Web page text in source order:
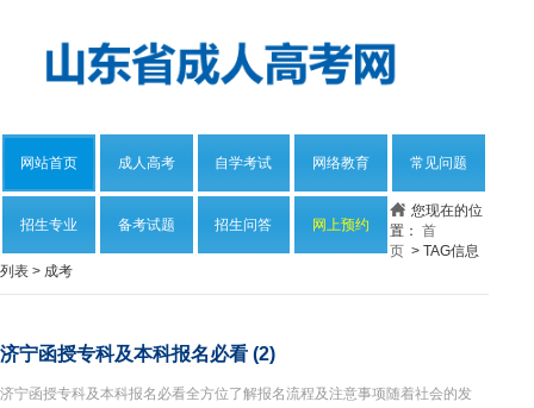
网站首页 成人高考 自学考试 网络教育 常见问题
招生专业 备考试题 招生问答 网上预约
您现在的位
置： 首
页 > TAG信息
列表 > 成考
济宁函授专科及本科报名必看 (2)
济宁函授专科及本科报名必看全方位了解报名流程及注意事项随着社会的发